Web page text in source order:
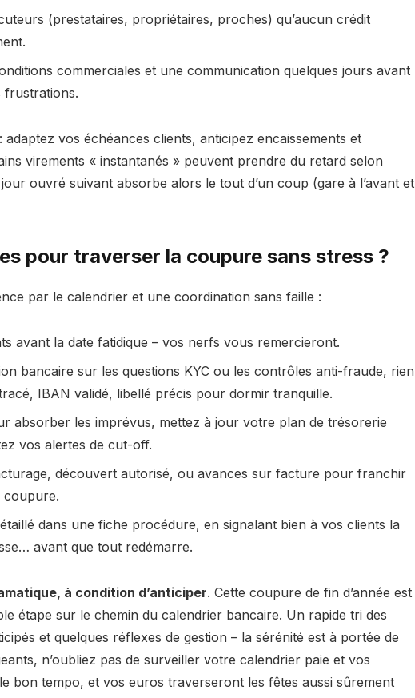
(prestataires, propriétaires, proches) qu’aucun crédit
commerciales et une communication quelques jours avant
frustrations.
vos échéances clients, anticipez encaissements et
virements « instantanés » peuvent prendre du retard selon
ouvré suivant absorbe alors le tout d’un coup (gare à l’avant et
pour traverser la coupure sans stress ?
par le calendrier et une coordination sans faille :
avant la date fatidique – vos nerfs vous remercieront.
bancaire sur les questions KYC ou les contrôles anti-fraude, rien
IBAN validé, libellé précis pour dormir tranquille.
absorber les imprévus, mettez à jour votre plan de trésorerie
vos alertes de cut-off.
découvert autorisé, ou avances sur facture pour franchir
coupure.
dans une fiche procédure, en signalant bien à vos clients la
avant que tout redémarre.
à condition d’anticiper. Cette coupure de fin d’année est
étape sur le chemin du calendrier bancaire. Un rapide tri des
et quelques réflexes de gestion – la sérénité est à portée de
n’oubliez pas de surveiller votre calendrier paie et vos
bon tempo, et vos euros traverseront les fêtes aussi sûrement